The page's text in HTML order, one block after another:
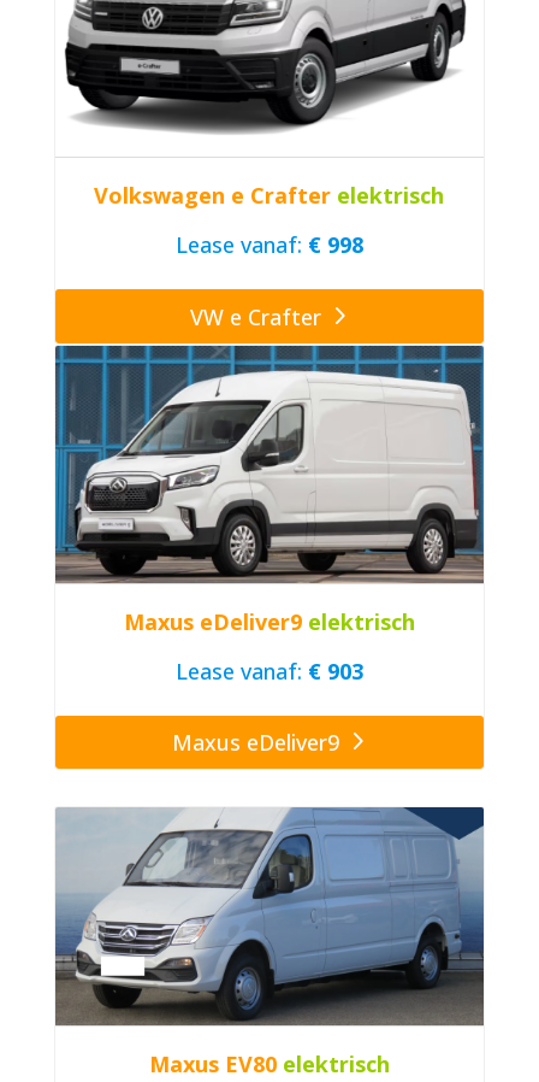
Volkswagen e Crafter elektrisch
Lease vanaf: € 998
VW e Crafter
Maxus eDeliver9 elektrisch
Lease vanaf: € 903
Maxus eDeliver9
Maxus EV80 elektrisch